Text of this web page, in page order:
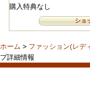
購入特典なし
ショ
ホーム > ファッション(レデ
プ詳細情報